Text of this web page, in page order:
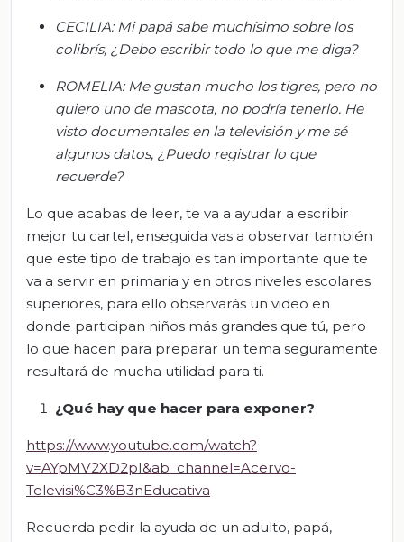
CECILIA: Mi papá sabe muchísimo sobre los
colibrís, ¿Debo escribir todo lo que me diga?
ROMELIA: Me gustan mucho los tigres, pero no
quiero uno de mascota, no podría tenerlo. He
visto documentales en la televisión y me sé
algunos datos, ¿Puedo registrar lo que
recuerde?
Lo que acabas de leer, te va a ayudar a escribir
mejor tu cartel, enseguida vas a observar también
que este tipo de trabajo es tan importante que te
va a servir en primaria y en otros niveles escolares
superiores, para ello observarás un video en
donde participan niños más grandes que tú, pero
lo que hacen para preparar un tema seguramente
resultará de mucha utilidad para ti.
¿Qué hay que hacer para exponer?
https://www.youtube.com/watch?
v=AYpMV2XD2pI&ab_channel=Acervo-
Televisi%C3%B3nEducativa
Recuerda pedir la ayuda de un adulto, papá,